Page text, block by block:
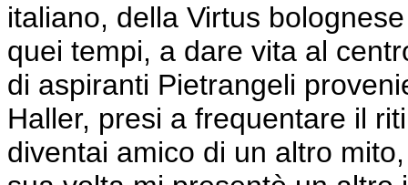
italiano, della Virtus
quei tempi, a dare vita al
di aspiranti Pietrangeli
Haller, presi a frequentare il
diventai amico di un altro